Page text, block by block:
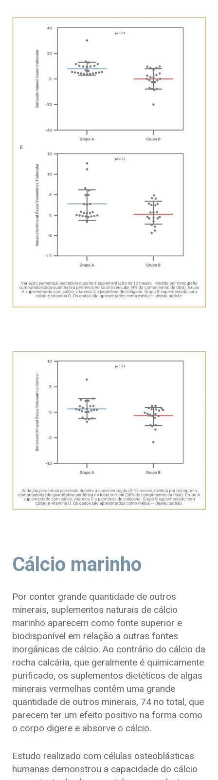
Cálcio marinho
Por conter grande quantidade de outros
minerais, suplementos naturais de cálcio
marinho aparecem como fonte superior e
biodisponível em relação a outras fontes
inorgânicas de cálcio. Ao contrário do cálcio da
rocha calcária, que geralmente é quimicamente
purificado, os suplementos dietéticos de algas
minerais vermelhas contêm uma grande
quantidade de outros minerais, 74 no total, que
parecem ter um efeito positivo na forma como
o corpo digere e absorve o cálcio.
Estudo realizado com células osteoblásticas
humanas demonstrou a capacidade do cálcio